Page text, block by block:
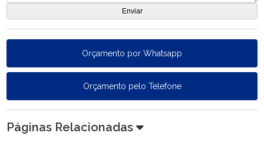
Orçamento por Whatsapp
Orçamento pelo Telefone
Páginas Relacionadas